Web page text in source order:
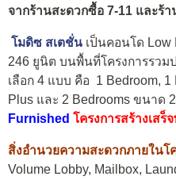
จากร้านสะดวกซื้อ 7-11 และร้า
โมดิซ สเตชั่น เป็นคอนโด
246 ยูนิต บนพื้นที่โครงการรวม
เลือก 4 แบบ คือ 1 Bedroom, 1
Plus และ 2 Bedrooms ขนาด
Furnished โครงการสร้างเสร็
สิ่งอำนวยความสะดวกภายในโ
Volume Lobby, Mailbox,